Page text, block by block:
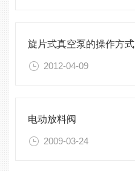
旋片式真空泵的操作方式
2012-04-09
电动放料阀
2009-03-24